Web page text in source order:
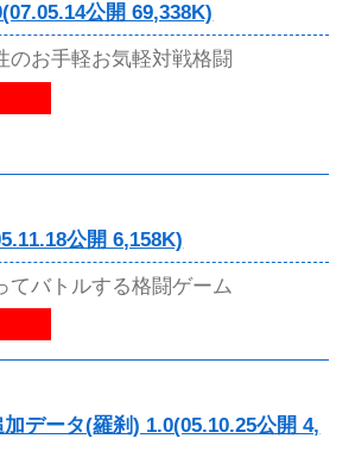
公開 69,338K)
のお手軽お気軽対戦格闘
公開 6,158K)
てバトルする格闘ゲーム
データ(羅刹) 1.0(05.10.25公開 4,